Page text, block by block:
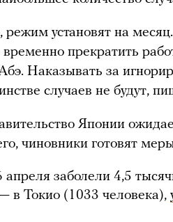
установят на
прекратить
Наказывать за
случаев не будут,
Японии
чиновники готовят
заболели 4,5
в Токио (1033 человека),